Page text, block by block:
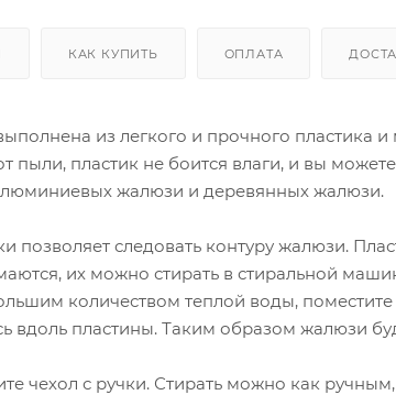
КАК КУПИТЬ ОПЛАТА
из легкого и прочного пластика
пыли, пластик не боится влаги, и вы
жалюзи и деревянных жалюзи.
позволяет следовать контуру жалюзи.
их можно стирать в стиральной
количеством теплой воды,
вдоль пластины. Таким образом жалюзи
чехол с ручки. Стирать можно как